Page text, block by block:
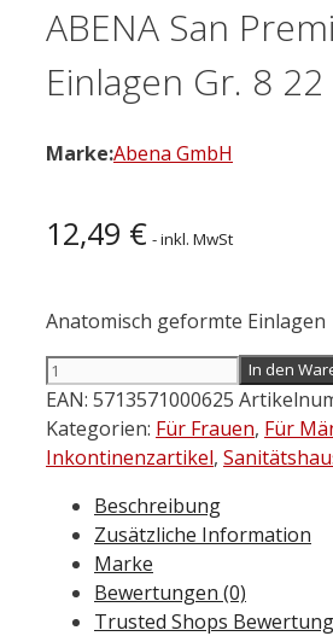
ABENA San
Einlagen Gr. 8 22
Marke:Abena GmbH
12,49 € - inkl. MwSt
Anatomisch geformte Einlagen
ABENA
San
Premium
Einlagen
Menge
In den
EAN: 5713571000625
Kategorien: Für Frauen, Für
Inkontinenzartikel,
Beschreibung
Zusätzliche Information
Marke
Bewertungen (0)
Trusted Shops